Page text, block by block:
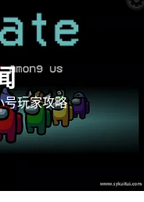
号玩家攻略